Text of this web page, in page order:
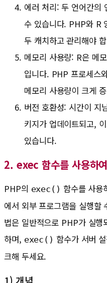
에러 처리: 두 언어간의
수 있습니다. PHP와 R
두 캐치하고 관리해야
메모리 사용량: R은 메
입니다. PHP 프로세스
메모리 사용량이 크게
버전 호환성: 시간이 지
키지가 업데이트되고,
있습니다.
2. exec 함수를 사용하
PHP의 exec() 함수를 사용
에서 외부 프로그램을 실행할
법은 일반적으로 PHP가 실
하며, exec() 함수가 서버
크해 두세요.
1) 개념